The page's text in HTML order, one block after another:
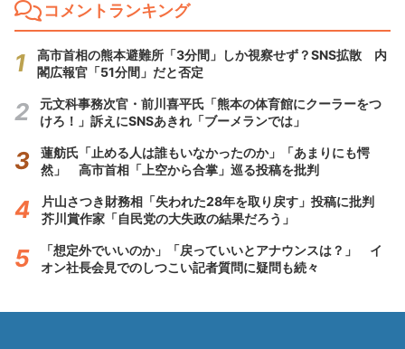
コメントランキング
高市首相の熊本避難所「3分間」しか視察せず？SNS拡散 内
閣広報官「51分間」だと否定
元文科事務次官・前川喜平氏「熊本の体育館にクーラーをつ
けろ！」訴えにSNSあきれ「ブーメランでは」
蓮舫氏「止める人は誰もいなかったのか」「あまりにも愕
然」 高市首相「上空から合掌」巡る投稿を批判
片山さつき財務相「失われた28年を取り戻す」投稿に批判
芥川賞作家「自民党の大失政の結果だろう」
「想定外でいいのか」「戻っていいとアナウンスは？」 イ
オン社長会見でのしつこい記者質問に疑問も続々